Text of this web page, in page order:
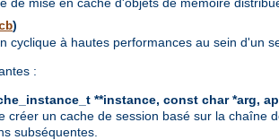
)
cyclique à hautes performances au sein d'un
:
**instance, const char *arg,
créer un cache de session basé sur la
subséquentes.